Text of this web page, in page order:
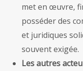
met en œuvre,
posséder des
et juridiques
souvent exigée.
Les autres